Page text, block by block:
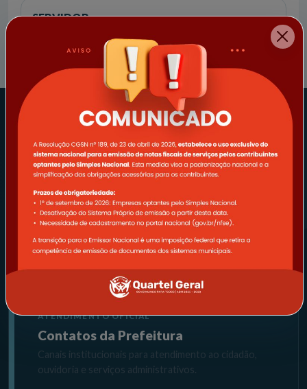
SERVIDOR
REDES SOCIAIS
ATENDIMENTO OFICIAL
Contatos da Prefeitura
Canais institucionais para atendimento ao cidadão,
ouvidoria e serviços administrativos.